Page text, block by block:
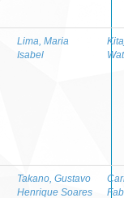
Lima, Maria
Isabel
Takano, Gustavo
Henrique Soares